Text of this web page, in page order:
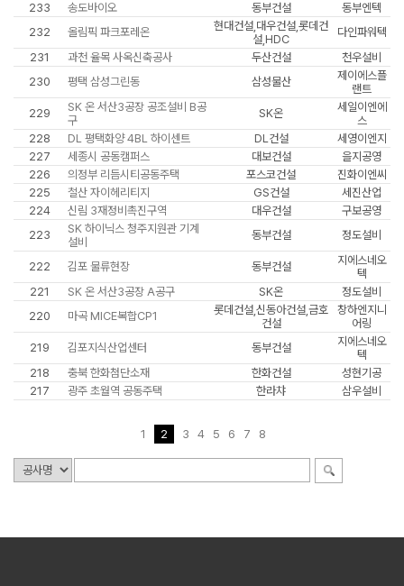
233
송도바이오 동부건설
동부엔텍
232
올림픽 파크포레온
현대건설,대우건설,롯데건
설,HDC
다인파워텍
231
과천 율목 사옥신축공사 두산건설
천우설비
230
평택 삼성그린동 삼성물산
제이에스플
랜트
229
SK 온 서산3공장 공조설비 B공
구
SK온
세일이엔에
스
228
DL 평택화양 4BL 하이센트 DL건설
세영이엔지
227
세종시 공동캠퍼스 대보건설
을지공영
226
의정부 리듬시티공동주택 포스코건설
진화이엔씨
225
철산 자이헤리티지 GS건설
세진산업
224
신림 3재정비촉진구역 대우건설
구보공영
223
SK 하이닉스 청주지원관 기계
설비
동부건설 정도설비
222 김포 물류현장 동부건설
지에스네오
텍
221
SK 온 서산3공장 A공구 SK온
정도설비
220
마곡 MICE복합CP1
롯데건설,신동아건설,금호
건설
창하엔지니
어링
219
김포지식산업센터 동부건설
지에스네오
텍
218
충북 한화첨단소재 한화건설
성현기공
217
광주 초월역 공동주택 한라챠 삼우설비
1 2 3 4 5 6 7 8